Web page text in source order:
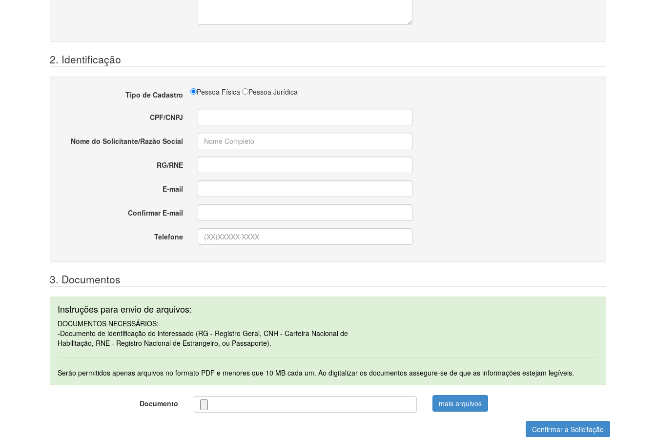
2. Identificação
Tipo de Cadastro Pessoa Física Pessoa Jurídica
CPF/CNPJ
Nome do Solicitante/Razão Social
RG/RNE
E-mail
Confirmar E-mail
Telefone
3. Documentos
Instruções para envio de arquivos:
DOCUMENTOS NECESSÁRIOS:
-Documento de identificação do interessado (RG - Registro Geral, CNH - Carteira Nacional de
Habilitação, RNE - Registro Nacional de Estrangeiro, ou Passaporte).
Serão permitidos apenas arquivos no formato PDF e menores que 10 MB cada um. Ao digitalizar os documentos assegure-se de que as informações estejam legíveis.
Documento mais arquivos
Confirmar a Solicitação